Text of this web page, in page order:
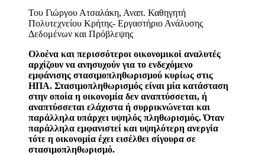
Του Γιώργου Ατσαλάκη, Αναπ. Καθηγητή
Πολυτεχνείου Κρήτης- Εργαστήριο Ανάλυσης
Δεδομένων και Πρόβλεψης
Ολοένα και περισσότεροι οικονομικοί αναλυτές
αρχίζουν να ανησυχούν για το ενδεχόμενο
εμφάνισης στασιμοπληθωρισμού κυρίως στις
ΗΠΑ. Στασιμοπληθωρισμός είναι μία κατάσταση
στην οποία η οικονομία δεν αναπτύσσεται, ή
αναπτύσσεται ελάχιστα ή συρρικνώνεται και
παράλληλα υπάρχει υψηλός πληθωρισμός. Όταν
παράλληλα εμφανιστεί και υψηλότερη ανεργία
τότε η οικονομία έχει εισέλθει σίγουρα σε
στασιμοπληθωρισμό.